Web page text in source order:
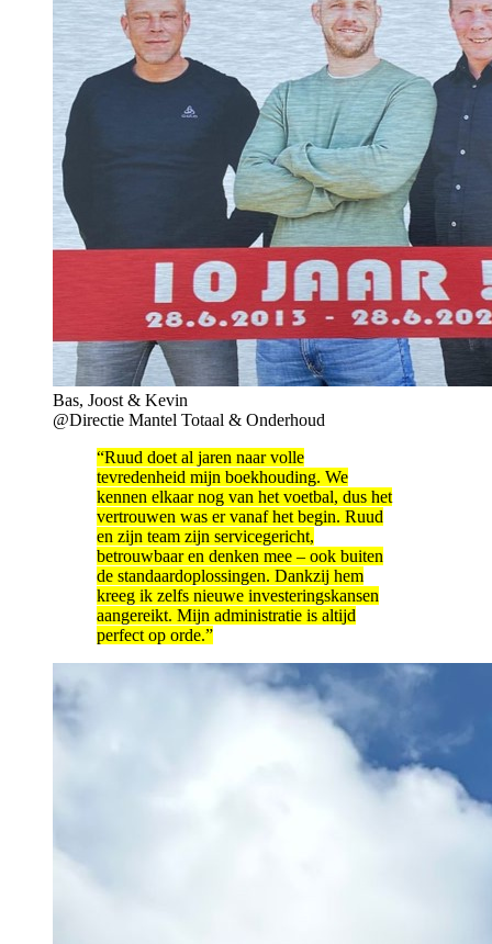
Bas, Joost & Kevin
@Directie Mantel Totaal & Onderhoud
“Ruud doet al jaren naar volle
tevredenheid mijn boekhouding. We
kennen elkaar nog van het voetbal, dus het
vertrouwen was er vanaf het begin. Ruud
en zijn team zijn servicegericht,
betrouwbaar en denken mee – ook buiten
de standaardoplossingen. Dankzij hem
kreeg ik zelfs nieuwe investeringskansen
aangereikt. Mijn administratie is altijd
perfect op orde.”